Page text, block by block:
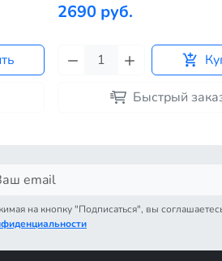
2690 руб.
Быстрый
на кнопку "Подписаться", вы